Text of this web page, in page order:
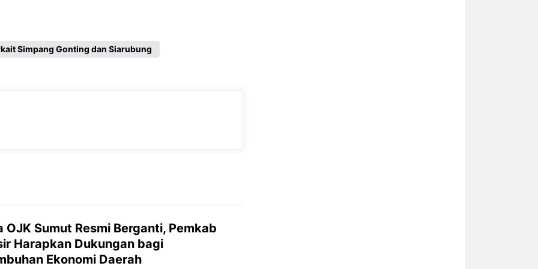
Simpang Gonting dan Siarubung
OJK Sumut Resmi Berganti, Pemkab
Harapkan Dukungan bagi
Ekonomi Daerah